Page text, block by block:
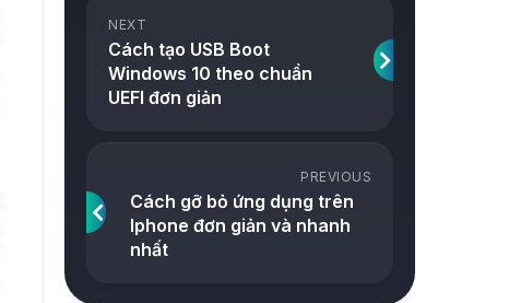
2048
Công
cụ
NEXT
Cách tạo USB Boot
Windows 10 theo chuẩn
UEFI đơn giản
PREVIOUS
Cách gỡ bỏ ứng dụng trên
Iphone đơn giản và nhanh
nhất